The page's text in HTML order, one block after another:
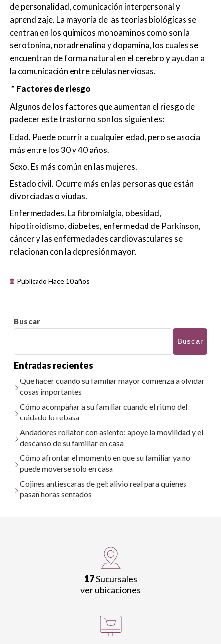
de personalidad, comunicación interpersonal y
aprendizaje. La mayoría de las teorías biológicas se
centran en los químicos monoaminos como son la
serotonina, noradrenalina y dopamina, los cuales se
encuentran de forma natural en el cerebro y ayudan a
la comunicación entre células nerviosas.
* Factores de riesgo
Algunos de los factores que aumentan el riesgo de
padecer este trastorno son los siguientes:
Edad. Puede ocurrir a cualquier edad, pero se asocia
más entre los 30 y 40 años.
Sexo. Es más común en las mujeres.
Estado civil. Ocurre más en las personas que están
divorciadas o viudas.
Enfermedades. La fibromialgia, obesidad,
hipotiroidismo, diabetes, enfermedad de Parkinson,
cáncer y las enfermedades cardiovasculares se
relacionan con la depresión mayor.
Publicado Hace 10 años
Buscar
Buscar
Entradas recientes
Qué hacer cuando su familiar mayor comienza a olvidar
cosas importantes
Cómo acompañar a su familiar cuando el ritmo del
cuidado lo rebasa
Andadores rollator con asiento: apoye la movilidad y el
descanso de su familiar en casa
Cómo afrontar el momento en que su familiar ya no
puede moverse solo en casa
Cojines antiescaras de gel: alivio real para quienes
pasan horas sentados
17Sucursales
ver ubicaciones